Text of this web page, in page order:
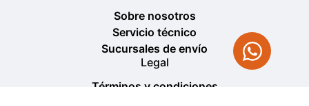
Sobre nosotros
Servicio técnico
Sucursales de envío
Legal
Términos y condiciones